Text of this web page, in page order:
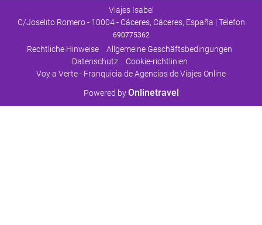
Viajes Isabel
C/Joselito Romero - 10004 - Cáceres, Cáceres, España | Telefon
690775362
Rechtliche Hinweise
Allgemeine Geschäftsbedingungen
Datenschutz
Cookie-richtlinien
Voy a Verte - Franquicia de Agencias de Viajes Online
Powered byOnlinetravel